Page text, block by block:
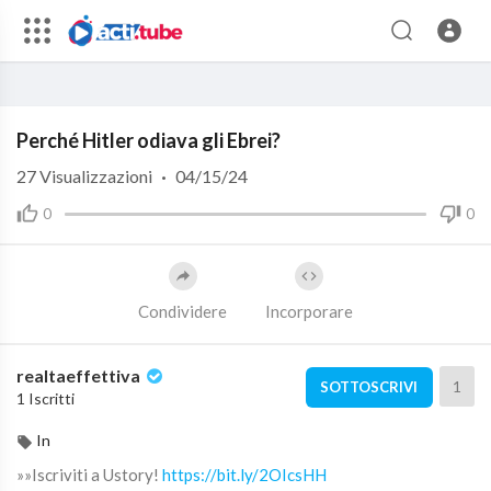
Download File: https://www.youtube.com/watch?v=fNqSAEtGC5I
Perché Hitler odiava gli Ebrei?
0 0
27Visualizzazioni · 04/15/24
Condividere Incorporare
realtaeffettiva
1 Iscritti
SOTTOSCRIVI 1
In
»»Iscriviti a Ustory! https://bit.ly/2OIcsHH